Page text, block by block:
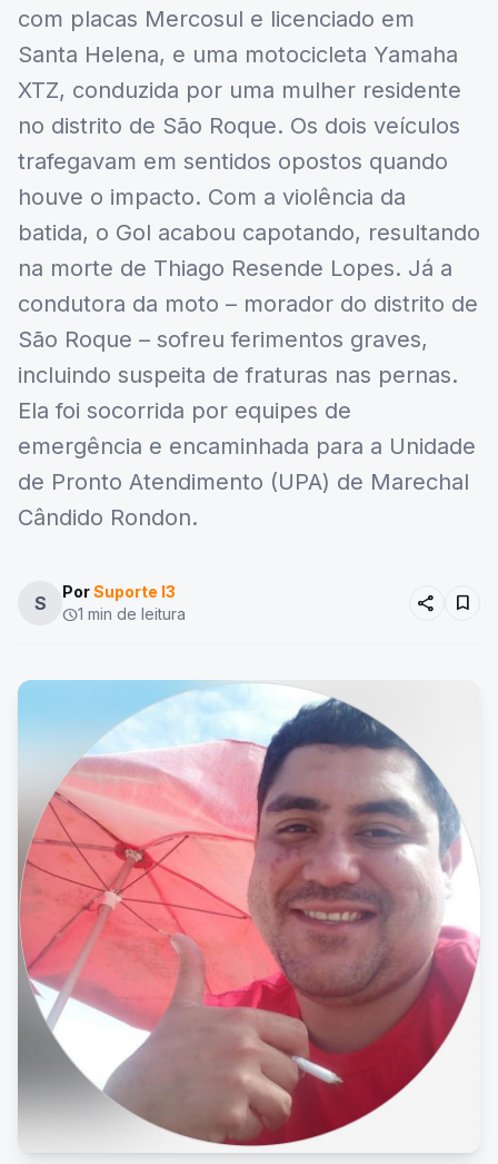
com placas Mercosul e licenciado em
Santa Helena, e uma motocicleta Yamaha
XTZ, conduzida por uma mulher residente
no distrito de São Roque. Os dois veículos
trafegavam em sentidos opostos quando
houve o impacto. Com a violência da
batida, o Gol acabou capotando, resultando
na morte de Thiago Resende Lopes. Já a
condutora da moto – morador do distrito de
São Roque – sofreu ferimentos graves,
incluindo suspeita de fraturas nas pernas.
Ela foi socorrida por equipes de
emergência e encaminhada para a Unidade
de Pronto Atendimento (UPA) de Marechal
Cândido Rondon.
S
PorSuporte I3
schedule1 min de leitura share bookmark